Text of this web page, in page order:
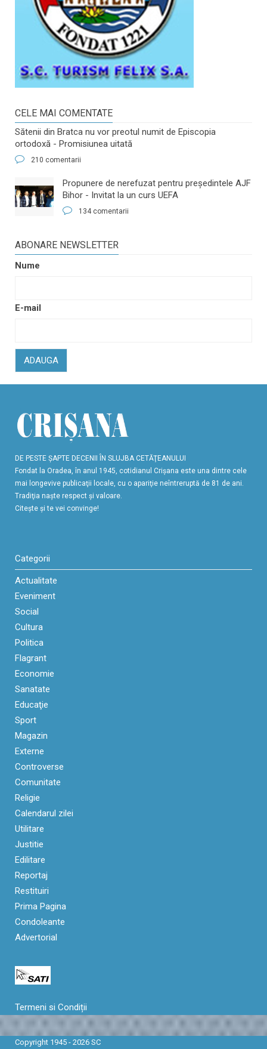
CELE MAI COMENTATE
Sătenii din Bratca nu vor preotul numit de Episcopia
ortodoxă - Promisiunea uitată
210 comentarii
​Propunere de nerefuzat pentru preşedintele AJF
Bihor - Invitat la un curs UEFA
134 comentarii
ABONARE NEWSLETTER
Nume
E-mail
ADAUGA
DE PESTE ŞAPTE DECENII ÎN SLUJBA CETĂŢEANULUI
Fondat la Oradea, în anul 1945, cotidianul Crişana este una dintre cele
mai longevive publicaţii locale, cu o apariţie neîntreruptă de 81 de ani.
Tradiţia naşte respect şi valoare.
Citeşte şi te vei convinge!
Categorii
Actualitate
Eveniment
Social
Cultura
Politica
Flagrant
Economie
Sanatate
Educaţie
Sport
Magazin
Externe
Controverse
Comunitate
Religie
Calendarul zilei
Utilitare
Justitie
Edilitare
Reportaj
Restituiri
Prima Pagina
Condoleante
Advertorial
Termeni si Condiții
Copyright 1945 - 2026 SC